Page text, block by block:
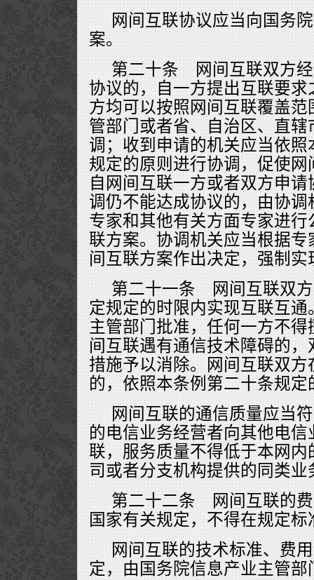
网间互联协议应当向国务
案。
第二十条 网间互联双方
协议的，自一方提出互联要
方均可以按照网间互联覆盖
管部门或者省、自治区、直
调；收到申请的机关应当依
规定的原则进行协调，促使
自网间互联一方或者双方申
调仍不能达成协议的，由协
专家和其他有关方面专家进
联方案。协调机关应当根据
间互联方案作出决定，强制实
第二十一条 网间互联双
定规定的时限内实现互联互
主管部门批准，任何一方不
间互联遇有通信技术障碍的
措施予以消除。网间互联双
的，依照本条例第二十条规
网间互联的通信质量应当
的电信业务经营者向其他电
联，服务质量不得低于本网
司或者分支机构提供的同类业
第二十二条 网间互联的
国家有关规定，不得在规定
网间互联的技术标准、费
定，由国务院信息产业主管部